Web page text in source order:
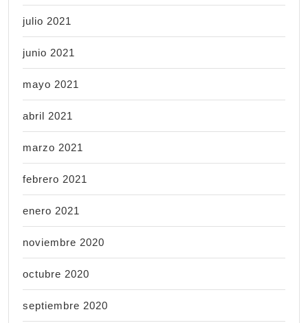
julio 2021
junio 2021
mayo 2021
abril 2021
marzo 2021
febrero 2021
enero 2021
noviembre 2020
octubre 2020
septiembre 2020